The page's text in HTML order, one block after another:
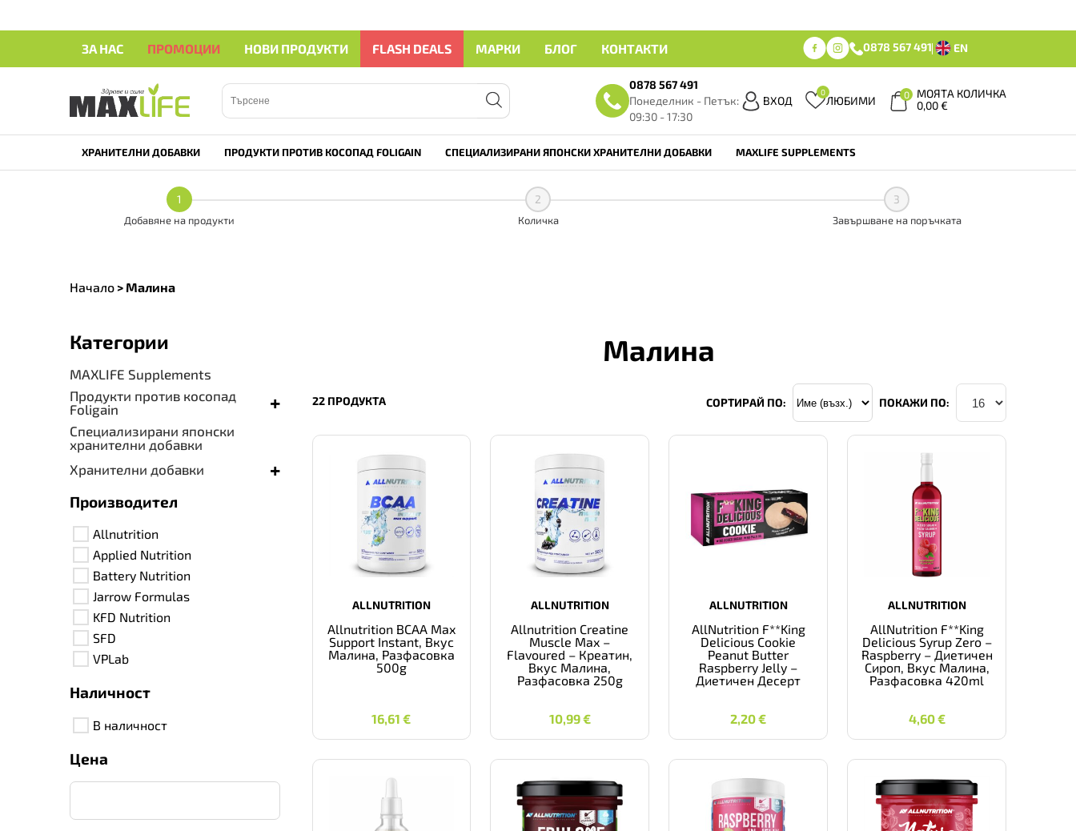
ЗА НАС ПРОМОЦИИ НОВИ ПРОДУКТИ FLASH DEALS МАРКИ БЛОГ КОНТАКТИ 0878 567 491 EN
0878 567 491
Понеделник - Петък:
09:30 - 17:30
ВХОД
0
ЛЮБИМИ 0
МОЯТА КОЛИЧКА
0,00€
ХРАНИТЕЛНИ ДОБАВКИ ПРОДУКТИ ПРОТИВ КОСОПАД FOLIGAIN СПЕЦИАЛИЗИРАНИ ЯПОНСКИ ХРАНИТЕЛНИ ДОБАВКИ MAXLIFE SUPPLEMENTS
1
Добавяне на продукти
2
Количка
3
Завършване на поръчката
Начало > Малина
Категории
MAXLIFE Supplements
Продукти против косопад
Foligain
+
Специализирани японски
хранителни добавки
Хранителни добавки
+
Производител
Allnutrition
Applied Nutrition
Battery Nutrition
Jarrow Formulas
KFD Nutrition
SFD
VPLab
Наличност
В наличност
Цена
Малина
22 ПРОДУКТА СОРТИРАЙ ПО: ПОКАЖИ ПО:
ALLNUTRITION
Allnutrition BCAA Max
Support Instant, Вкус
Малина, Разфасовка
500g
16,61€
16,61 €
ALLNUTRITION
Allnutrition Creatine
Muscle Max –
Flavoured – Креатин,
Вкус Малина,
Разфасовка 250g
10,99€
10,99 €
ALLNUTRITION
AllNutrition F**King
Delicious Cookie
Peanut Butter
Raspberry Jelly –
Диетичен Десерт
2,20€
2,20 €
ALLNUTRITION
AllNutrition F**King
Delicious Syrup Zero –
Raspberry – Диетичен
Сироп, Вкус Малина,
Разфасовка 420ml
4,60€
4,60 €